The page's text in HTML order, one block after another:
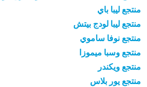
منتجع ليبا باي
منتجع ليبا لودج بيتش
منتجع نوفا ساموي
منتجع وسبا ميموزا
منتجع ويكندر
منتجع يور بلاس